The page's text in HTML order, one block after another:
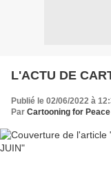
L'ACTU DE
Publié le 02/06/2022 à
Par Cartooning for Peace